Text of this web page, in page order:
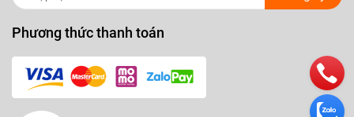
Phương thức thanh toán